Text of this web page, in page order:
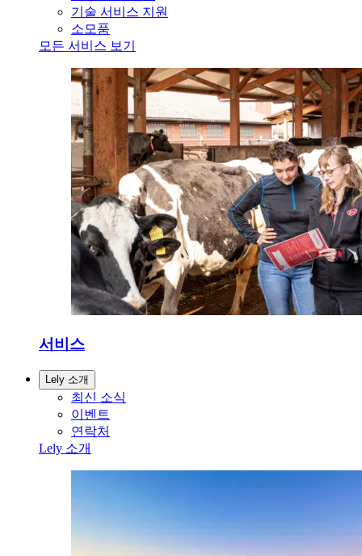
기술 서비스 지원
소모품
모든 서비스 보기
서비스
Lely 소개
최신 소식
이벤트
연락처
Lely 소개